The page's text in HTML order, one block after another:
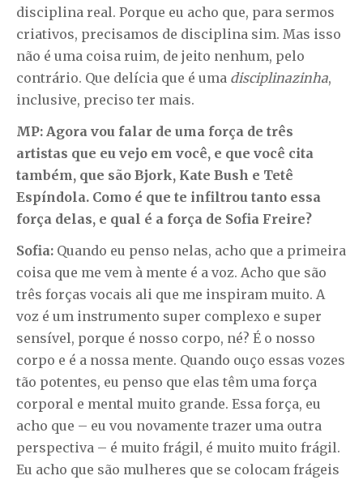
disciplina real. Porque eu acho que, para sermos
criativos, precisamos de disciplina sim. Mas isso
não é uma coisa ruim, de jeito nenhum, pelo
contrário. Que delícia que é uma disciplinazinha,
inclusive, preciso ter mais.
MP: Agora vou falar de uma força de três
artistas que eu vejo em você, e que você cita
também, que são Bjork, Kate Bush e Tetê
Espíndola. Como é que te infiltrou tanto essa
força delas, e qual é a força de Sofia Freire?
Sofia: Quando eu penso nelas, acho que a primeira
coisa que me vem à mente é a voz. Acho que são
três forças vocais ali que me inspiram muito. A
voz é um instrumento super complexo e super
sensível, porque é nosso corpo, né? É o nosso
corpo e é a nossa mente. Quando ouço essas vozes
tão potentes, eu penso que elas têm uma força
corporal e mental muito grande. Essa força, eu
acho que – eu vou novamente trazer uma outra
perspectiva – é muito frágil, é muito muito frágil.
Eu acho que são mulheres que se colocam frágeis